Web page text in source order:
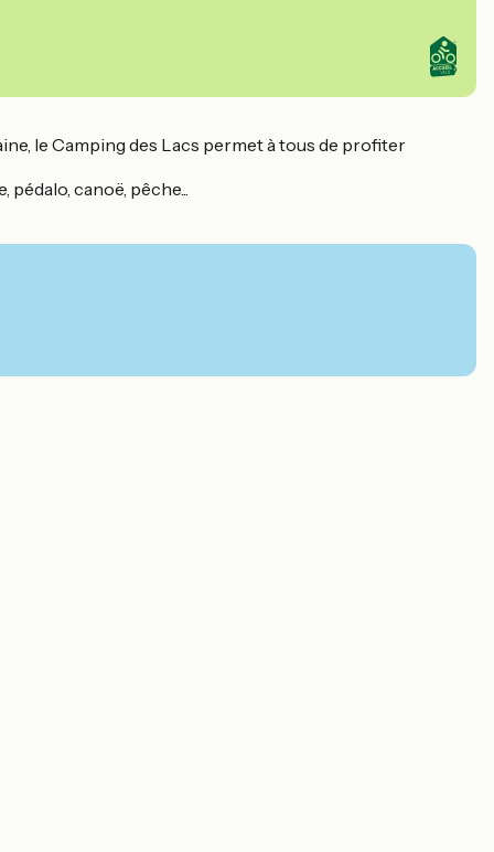
le Camping des Lacs permet à tous de profiter
canoë, pêche...